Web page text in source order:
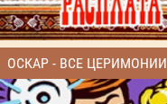
ОСКАР - ВСЕ ЦЕРИМОНИИ